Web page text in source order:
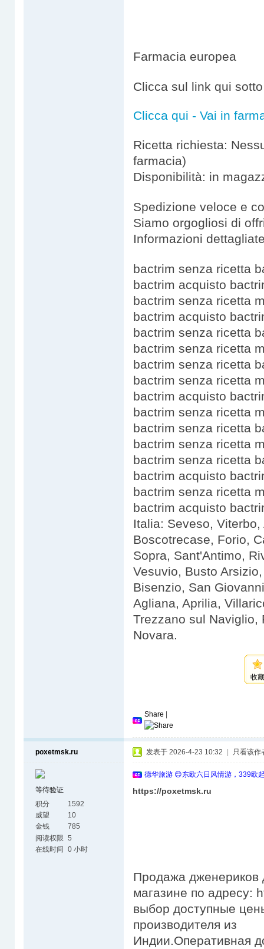
Farmacia europea
Clicca sul link qui
Clicca qui - Vai in
Ricetta richiesta:
farmacia)
Disponibilità: in
Spedizione veloce e
Siamo orgogliosi di
Informazioni
bactrim senza ricetta
bactrim acquisto
bactrim senza ricetta
bactrim acquisto
bactrim senza ricetta
bactrim senza ricetta
bactrim senza ricetta
bactrim senza ricetta
bactrim acquisto
bactrim senza ricetta
bactrim senza ricetta
bactrim senza ricetta
bactrim senza ricetta
bactrim acquisto
bactrim senza ricetta
bactrim acquisto
Italia: Seveso,
Boscotrecase, Forio,
Sopra, Sant'Antimo,
Vesuvio, Busto
Bisenzio, San
Agliana, Aprilia,
Trezzano sul Naviglio,
Novara.
收
Share
poxetmsk.ru
等待验证
积分
1592
威望
10
金钱
785
阅读权限 5
在线时间 0 小时
发表于 2026-4-23 10:32 只看该作
德华旅游 😊东欧六日风情游，339欧
https://poxetmsk.ru
Продажа дженериков
магазине по адресу:
выбор доступные
производителя из
Индии.Оперативная